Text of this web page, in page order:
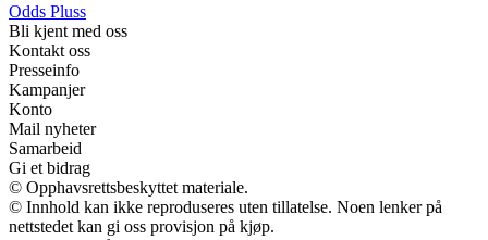
Odds Pluss
Bli kjent med oss
Kontakt oss
Presseinfo
Kampanjer
Konto
Mail nyheter
Samarbeid
Gi et bidrag
© Opphavsrettsbeskyttet materiale.
© Innhold kan ikke reproduseres uten tillatelse. Noen lenker på
nettstedet kan gi oss provisjon på kjøp.